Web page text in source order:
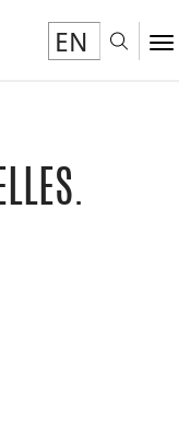
EN
LinkedIn
page sur Google
cette page par